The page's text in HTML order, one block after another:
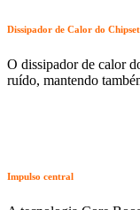
Dissipador de Calor do Chipset
O dissipador de calor
ruído, mantendo
Impulso central